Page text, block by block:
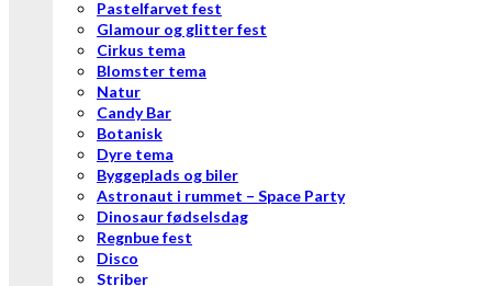
Pastelfarvet fest
Glamour og glitter fest
Cirkus tema
Blomster tema
Natur
Candy Bar
Botanisk
Dyre tema
Byggeplads og biler
Astronaut i rummet – Space Party
Dinosaur fødselsdag
Regnbue fest
Disco
Striber